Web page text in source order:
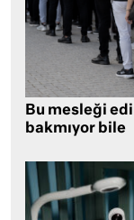
Bu mesleği
bakmıyor bile